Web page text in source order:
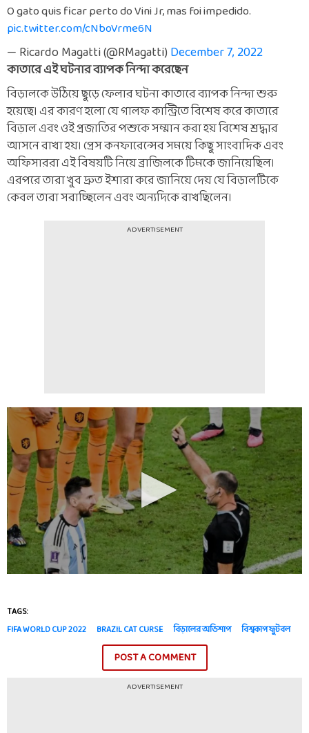
O gato quis ficar perto do Vini Jr, mas foi impedido.
pic.twitter.com/cNboVrme6N
— Ricardo Magatti (@RMagatti)December 7, 2022
কাতারে এই ঘটনার ব্যাপক নিন্দা করেছেন
বিড়ালকে উঠিয়ে ছুড়ে ফেলার ঘটনা কাতারে ব্যাপক নিন্দা শুরু
হয়েছে। এর কারণ হলো যে গালফ কান্ট্রিতে বিশেষ করে কাতারে
বিড়াল এবং ওই প্রজাতির পশুকে সম্মান করা হয় বিশেষ শ্রদ্ধার
আসনে রাখা হয়। প্রেস কনফারেন্সের সময়ে কিছু সাংবাদিক এবং
অফিসাররা এই বিষয়টি নিয়ে ব্রাজিলকে টিমকে জানিয়েছিল।
এরপরে তারা খুব দ্রুত ইশারা করে জানিয়ে দেয় যে বিড়ালটিকে
কেবল তারা সরাচ্ছিলেন এবং অন্যদিকে রাখছিলেন।
ADVERTISEMENT
TAGS:
FIFA WORLD CUP 2022
BRAZIL CAT CURSE বিড়ালের অভিশাপ বিশ্বকাপ ফুটবল
POST A COMMENT
ADVERTISEMENT